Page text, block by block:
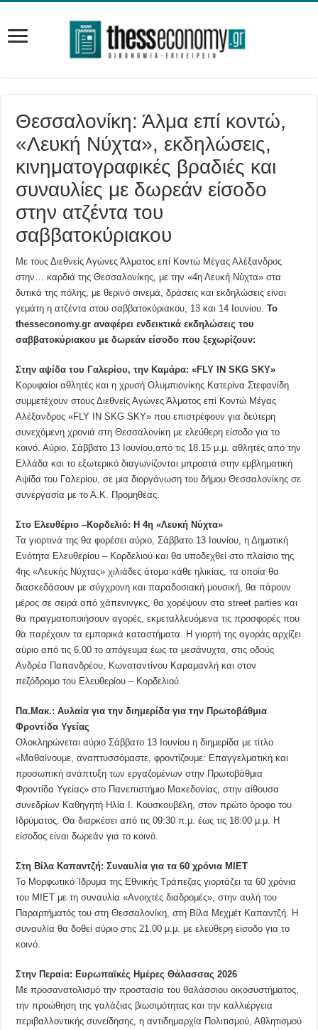
Θεσσαλονίκη: Άλμα επί κοντώ,
«Λευκή Νύχτα», εκδηλώσεις,
κινηματογραφικές βραδιές και
συναυλίες με δωρεάν είσοδο
στην ατζέντα του
σαββατοκύριακου
Με τους Διεθνείς Αγώνες Άλματος επί Κοντώ Μέγας Αλέξανδρος
στην… καρδιά της Θεσσαλονίκης, με την «4η Λευκή Νύχτα» στα
δυτικά της πόλης, με θερινό σινεμά, δράσεις και εκδηλώσεις είναι
γεμάτη η ατζέντα στου σαββατοκύριακου, 13 και 14 Ιουνίου.Το
thesseconomy.gr αναφέρει ενδεικτικά εκδηλώσεις του
σαββατοκύριακου με δωρεάν είσοδο που ξεχωρίζουν:
Στην αψίδα του Γαλερίου, την Καμάρα: «FLY IN SKG SKY»
Κορυφαίοι αθλητές και η χρυσή Ολυμπιονίκης Κατερίνα Στεφανίδη
συμμετέχουν στους Διεθνείς Αγώνες Άλματος επί Κοντώ Μέγας
Αλέξανδρος «FLY IN SKG SKY» που επιστρέφουν για δεύτερη
συνεχόμενη χρονιά στη Θεσσαλονίκη με ελεύθερη είσοδο για το
κοινό. Αύριο, Σάββατο 13 Ιουνίου,από τις 18.15 μ.μ. αθλητές από την
Ελλάδα και το εξωτερικό διαγωνίζονται μπροστά στην εμβληματική
Αψίδα του Γαλερίου, σε μια διοργάνωση του δήμου Θεσσαλονίκης σε
συνεργασία με το Α.Κ. Προμηθέας.
Στο Ελευθέριο –Κορδελιό: Η 4η «Λευκή Νύχτα»
Τα γιορτινά της θα φορέσει αύριο, Σάββατο 13 Ιουνίου, η Δημοτική
Ενότητα Ελευθερίου – Κορδελιού και θα υποδεχθεί στο πλαίσιο της
4ης «Λευκής Νύχτας» χιλιάδες άτομα κάθε ηλικίας, τα οποία θα
διασκεδάσουν με σύγχρονη και παραδοσιακή μουσική, θα πάρουν
μέρος σε σειρά από χάπενινγκς, θα χορέψουν στα street parties και
θα πραγματοποιήσουν αγορές, εκμεταλλευόμενα τις προσφορές που
θα παρέχουν τα εμπορικά καταστήματα. Η γιορτή της αγοράς αρχίζει
αύριο από τις 6.00 το απόγευμα έως τα μεσάνυχτα, στις οδούς
Ανδρέα Παπανδρέου, Κωνσταντίνου Καραμανλή και στον
πεζόδρομο του Ελευθερίου – Κορδελιού.
Πα.Μακ.: Αυλαία για την διημερίδα για την Πρωτοβάθμια
Φροντίδα Υγείας
Ολοκληρώνεται αύριο Σάββατο 13 Ιουνίου η διημερίδα με τίτλο
«Μαθαίνουμε, αναπτυσσόμαστε, φροντίζουμε: Επαγγελματική και
προσωπική ανάπτυξη των εργαζομένων στην Πρωτοβάθμια
Φροντίδα Υγείας» στο Πανεπιστήμιο Μακεδονίας, στην αίθουσα
συνεδρίων Καθηγητή Ηλία Ι. Κουσκουβέλη, στον πρώτο όροφο του
Ιδρύματος. Θα διαρκέσει από τις 09:30 π.μ. έως τις 18:00 μ.μ. Η
είσοδος είναι δωρεάν για το κοινό.
Στη Βίλα Καπαντζή: Συναυλία για τα 60 χρόνια ΜΙΕΤ
Το Μορφωτικό Ίδρυμα της Εθνικής Τράπεζας γιορτάζει τα 60 χρόνια
του ΜΙΕΤ με τη συναυλία «Ανοιχτές διαδρομές», στην αυλή του
Παραρτήματός του στη Θεσσαλονίκη, στη Βίλα Μεχμέτ Καπαντζή. Η
συναυλία θα δοθεί αύριο στις 21.00 μ.μ. με ελεύθερη είσοδο για το
κοινό.
Στην Περαία: Ευρωπαϊκές Ημέρες Θάλασσας 2026
Με προσανατολισμό την προστασία του θαλάσσιου οικοσυστήματος,
την προώθηση της γαλάζιας βιωσιμότητας και την καλλιέργεια
περιβαλλοντικής συνείδησης, η αντιδημαρχία Πολιτισμού, Αθλητισμού